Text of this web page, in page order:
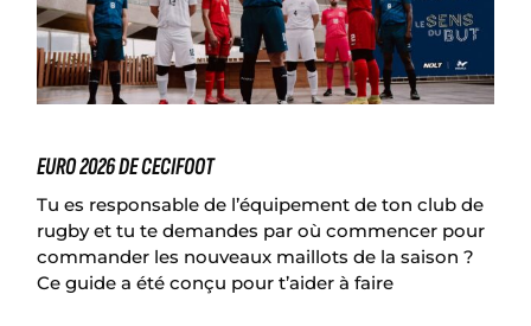
EURO 2026 DE CECIFOOT
Tu es responsable de l’équipement de ton club de
rugby et tu te demandes par où commencer pour
commander les nouveaux maillots de la saison ?
Ce guide a été conçu pour t’aider à faire